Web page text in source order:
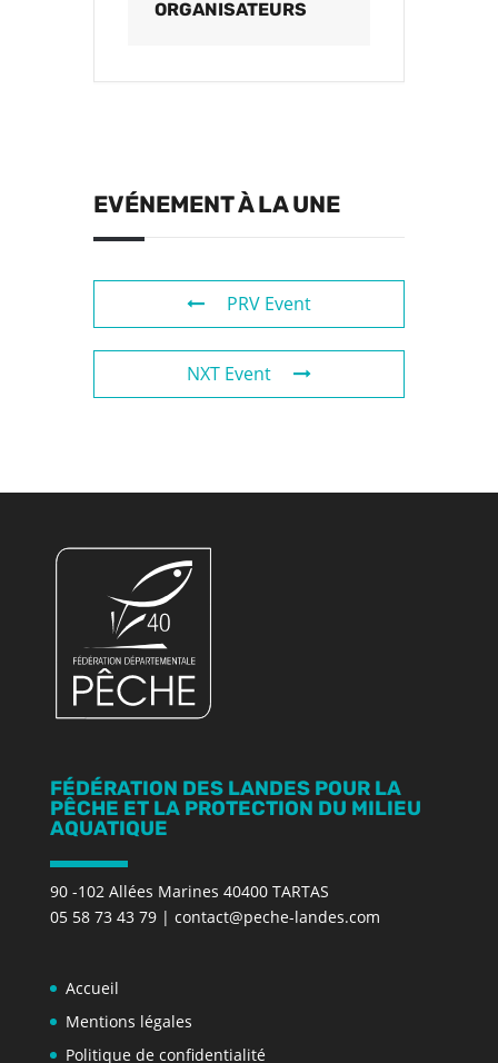
ORGANISATEURS
EVÉNEMENT À LA UNE
PRV Event
NXT Event
FÉDÉRATION DES LANDES POUR LA
PÊCHE ET LA PROTECTION DU MILIEU
AQUATIQUE
90 -102 Allées Marines 40400 TARTAS
05 58 73 43 79| contact@peche-landes.com
Accueil
Mentions légales
Politique de confidentialité